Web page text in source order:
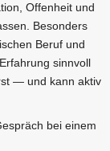
Offenheit und
Besonders
Beruf und
sinnvoll
— und kann aktiv
bei einem